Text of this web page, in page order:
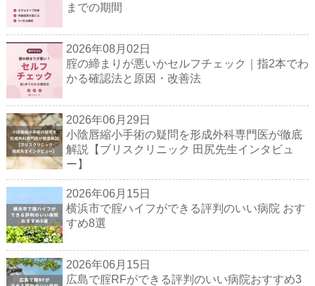
までの期間
2026年08月02日
腟の締まりが悪いかセルフチェック｜指2本でわ
かる確認法と原因・改善法
2026年06月29日
小陰唇縮小手術の疑問を形成外科専門医が徹底
解説【ブリスクリニック 田尻先生インタビュ
ー】
2026年06月15日
横浜市で腟ハイフができる評判のいい病院 おす
すめ8選
2026年06月15日
広島で腟RFができる評判のいい病院おすすめ3